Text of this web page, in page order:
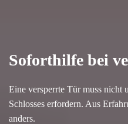
Soforthilfe bei
Eine versperrte Tür muss nicht
Schlosses erfordern. Aus
anders.